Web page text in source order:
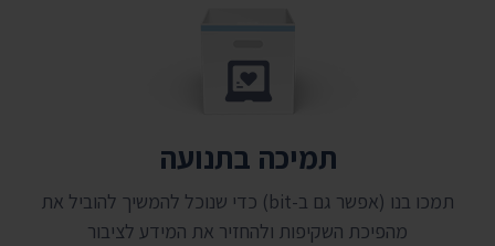
תמיכה בתנועה
תמכו בנו (אפשר גם ב-bit) כדי שנוכל להמשיך להוביל את
מהפיכת השקיפות ולהחזיר את המידע לציבור